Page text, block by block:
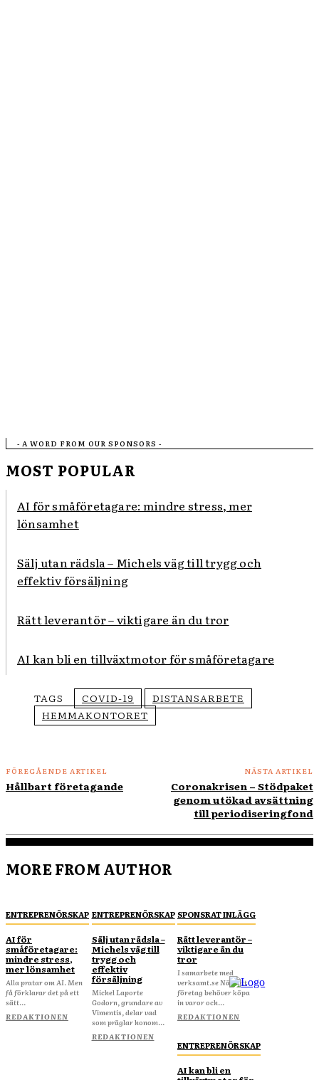
- A WORD FROM OUR SPONSORS -
MOST POPULAR
AI för småföretagare: mindre stress, mer
lönsamhet
Sälj utan rädsla – Michels väg till trygg och
effektiv försäljning
Rätt leverantör – viktigare än du tror
AI kan bli en tillväxtmotor för småföretagare
TAGS COVID-19
DISTANSARBETE
HEMMAKONTORET
FÖREGÅENDE ARTIKEL
Hållbart företagande
NÄSTA ARTIKEL
Coronakrisen – Stödpaket
genom utökad avsättning
till periodiseringfond
MORE FROM AUTHOR
ENTREPRENÖRSKAP
AI för
småföretagare:
mindre stress,
mer lönsamhet
Alla pratar om AI. Men
få förklarar det på ett
sätt...
REDAKTIONEN
ENTREPRENÖRSKAP
Sälj utan rädsla –
Michels väg till
trygg och
effektiv
försäljning
Michel Laporte
Godorn, grundare av
Vimentis, delar vad
som präglar honom...
REDAKTIONEN
SPONSRAT INLÄGG
Rätt leverantör –
viktigare än du
tror
I samarbete med
verksamt.se När ditt
företag behöver köpa
in varor och...
REDAKTIONEN
ENTREPRENÖRSKAP
AI kan bli en